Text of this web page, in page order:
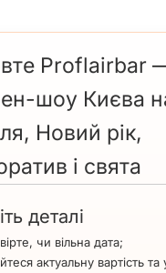
Proflairbar
шоу Києва
Новий рік,
і свята
деталі
чи вільна дата;
актуальну вартість